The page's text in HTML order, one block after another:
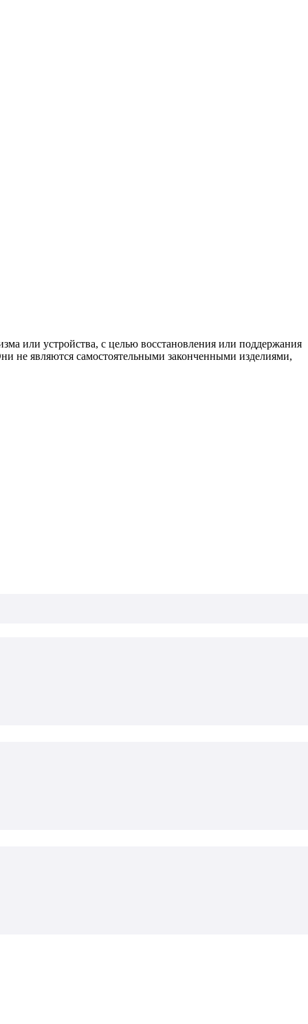
или устройства, с целью восстановления или поддержания
не являются самостоятельными законченными изделиями,